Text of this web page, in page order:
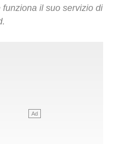
funziona il suo servizio di